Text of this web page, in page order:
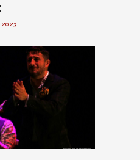
2023